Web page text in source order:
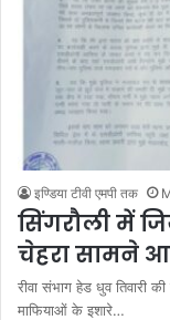
इण्डिया टीवी एमपी तक
सिंगरौली में
चेहरा सामने
रीवा संभाग हेड धुव तिवारी
माफियाओं के इशारे…